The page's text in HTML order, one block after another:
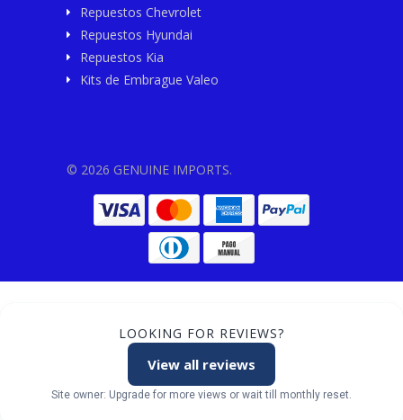
Repuestos Chevrolet
Repuestos Hyundai
Repuestos Kia
Kits de Embrague Valeo
© 2026 GENUINE IMPORTS.
LOOKING FOR REVIEWS?
View all reviews
Site owner: Upgrade for more views or wait till monthly reset.